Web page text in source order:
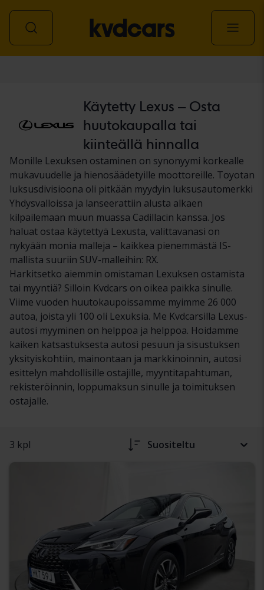
Käytetty Lexus – Osta
huutokaupalla tai
kiinteällä hinnalla
Monille Lexuksen ostaminen on synonyymi korkealle
mukavuudelle ja hienosäädetyille moottoreille. Toyotan
luksusdivisioona oli pitkään myydyin luksusautomerkki
Yhdysvalloissa ja lanseerattiin alusta alkaen
kilpailemaan muun muassa Cadillacin kanssa. Jos
haluat ostaa käytettyä Lexusta, valittavanasi on
nykyään monia malleja – kaikkea pienemmästä IS-
mallista suuriin SUV-malleihin: RX.
Harkitsetko aiemmin omistaman Lexuksen ostamista
tai myyntiä? Silloin Kvdcars on oikea paikka sinulle.
Viime vuoden huutokaupoissamme myimme 26 000
autoa, joista yli 100 oli Lexuksia. Me Kvdcarsilla Lexus-
autosi myyminen on helppoa ja helppoa. Hoidamme
kaiken katsastuksesta autosi pesuun ja sisustuksen
yksityiskohtiin, mainontaan ja markkinoinnin, autosi
esittelyn mahdollisille ostajille, myyntitapahtuman,
rekisteröinnin, loppumaksun sinulle ja toimituksen
ostajalle.
3 kpl Suositeltu